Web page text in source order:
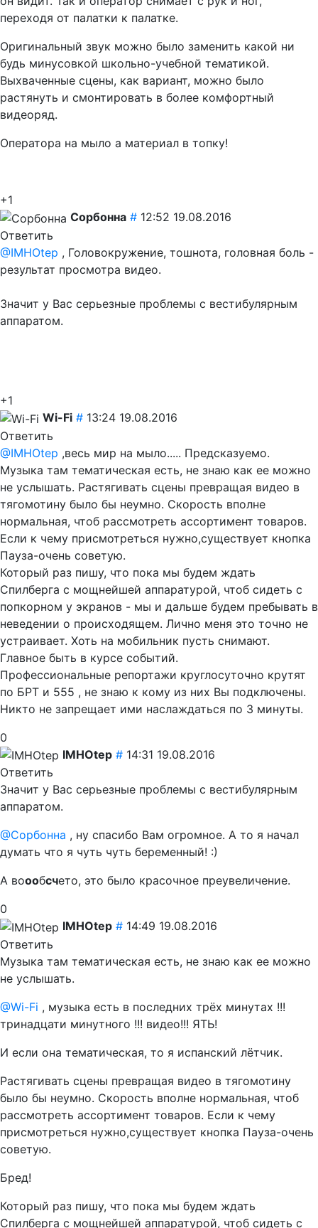
переходя от палатки к палатке.
Оригинальный звук можно было заменить какой ни
будь минусовкой школьно-учебной тематикой.
Выхваченные сцены, как вариант, можно было
растянуть и смонтировать в более комфортный
видеоряд.
Оператора на мыло а материал в топку!
+1
Сорбонна # 12:52 19.08.2016
Ответить
@IMHOtep , Головокружение, тошнота, головная боль -
результат просмотра видео.
Значит у Вас серьезные проблемы с вестибулярным
аппаратом.
+1
Wi-Fi # 13:24 19.08.2016
Ответить
@IMHOtep ,весь мир на мыло..... Предсказуемо.
Музыка там тематическая есть, не знаю как ее можно
не услышать. Растягивать сцены превращая видео в
тягомотину было бы неумно. Скорость вполне
нормальная, чтоб рассмотреть ассортимент товаров.
Если к чему присмотреться нужно,существует кнопка
Пауза-очень советую.
Который раз пишу, что пока мы будем ждать
Спилберга с мощнейшей аппаратурой, чтоб сидеть с
попкорном у экранов - мы и дальше будем пребывать в
неведении о происходящем. Лично меня это точно не
устраивает. Хоть на мобильник пусть снимают.
Главное быть в курсе событий.
Профессиональные репортажи круглосуточно крутят
по БРТ и 555 , не знаю к кому из них Вы подключены.
Никто не запрещает ими наслаждаться по 3 минуты.
0
IMHOtep # 14:31 19.08.2016
Ответить
Значит у Вас серьезные проблемы с вестибулярным
аппаратом.
@Сорбонна , ну спасибо Вам огромное. А то я начал
думать что я чуть чуть беременный! :)
А воообсчето, это было красочное преувеличение.
0
IMHOtep # 14:49 19.08.2016
Ответить
Музыка там тематическая есть, не знаю как ее можно
не услышать.
@Wi-Fi , музыка есть в последних трёх минутах !!!
тринадцати минутного !!! видео!!! ЯТЬ!
И если она тематическая, то я испанский лётчик.
Растягивать сцены превращая видео в тягомотину
было бы неумно. Скорость вполне нормальная, чтоб
рассмотреть ассортимент товаров. Если к чему
присмотреться нужно,существует кнопка Пауза-очень
советую.
Бред!
Который раз пишу, что пока мы будем ждать
Спилберга с мощнейшей аппаратурой, чтоб сидеть с